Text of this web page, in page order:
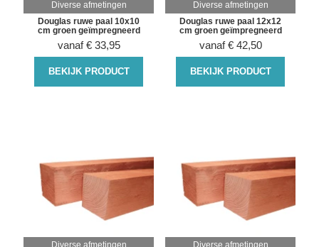
Diverse afmetingen
Douglas ruwe paal 10x10
cm groen geïmpregneerd
vanaf € 33,95
BEKIJK PRODUCT
Diverse afmetingen
Douglas ruwe paal 12x12
cm groen geïmpregneerd
vanaf € 42,50
BEKIJK PRODUCT
Diverse afmetingen
Diverse afmetingen